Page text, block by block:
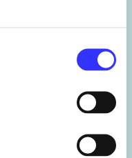
hestesygdomme vokal